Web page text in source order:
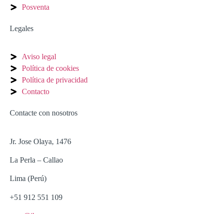
Posventa
Legales
Aviso legal
Política de cookies
Política de privacidad
Contacto
Contacte con nosotros
Jr. Jose Olaya, 1476
La Perla – Callao
Lima (Perú)
+51 912 551 109